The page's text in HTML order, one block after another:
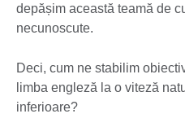
depășim această teamă de
necunoscute.
Deci, cum ne stabilim
limba engleză la o viteză
inferioare?